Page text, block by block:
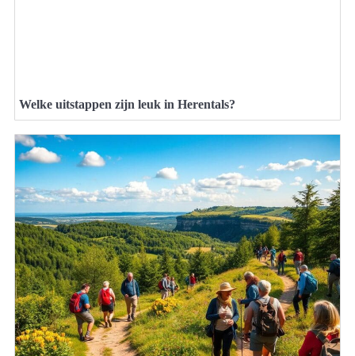
Welke uitstappen zijn leuk in Herentals?